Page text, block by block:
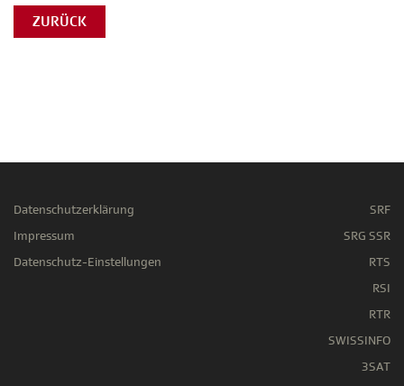
ZURÜCK
Datenschutzerklärung
Impressum
Datenschutz-Einstellungen
SRF
SRG SSR
RTS
RSI
RTR
SWISSINFO
3SAT